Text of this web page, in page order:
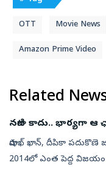
OTT Movie News
Amazon Prime Video
Related
నటిగా కాదు.. భార్యగా ఆ
షారుఖ్‌ ఖాన్‌, దీపికా
2014లో ఎంత పెద్ద